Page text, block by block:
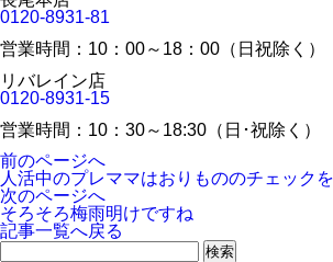
0120-8931-81
営業時間：10：00～18：00（日祝除く）
リバレイン店
0120-8931-15
営業時間：10：30～18:30（日･祝除く）
前のページへ
人活中のプレママはおりもののチェック
次のページへ
そろそろ梅雨明けですね
記事一覧へ戻る